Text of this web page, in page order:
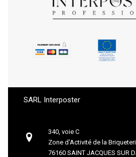
SARL Interposter
340, voie C
Zone d’Activité de la
76160 SAINT JACQUES SUR